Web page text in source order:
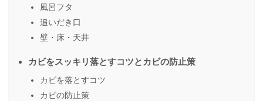
風呂フタ
追いだき口
壁・床・天井
カビをスッキリ落とすコツとカビの防止策
カビを落とすコツ
カビの防止策